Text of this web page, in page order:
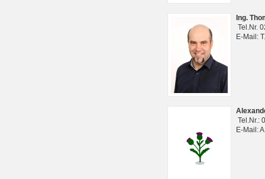
Ing.
Tel.Nr.
E-Mail:
Tel.Nr.:
E-Mail: